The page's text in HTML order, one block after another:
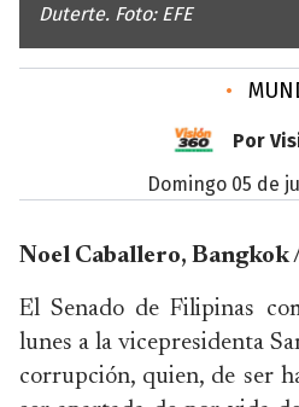
Duterte. Foto: EFE
•
Por
domingo 05 de
Noel Caballero, Bangkok
El Senado de Filipinas
lunes a la vicepresidenta
corrupción, quien, de ser